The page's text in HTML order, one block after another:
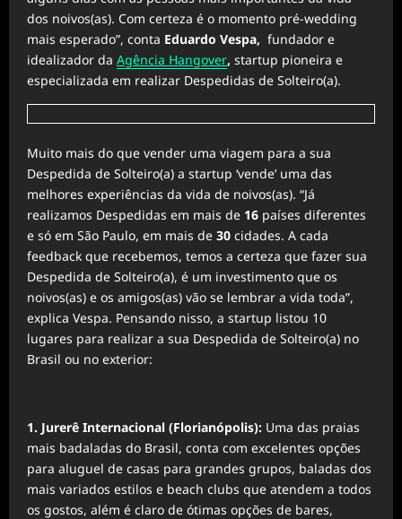
dos noivos(as). Com certeza é o momento pré-wedding
mais esperado”, conta Eduardo Vespa, fundador e
idealizador da Agência Hangover, startup pioneira e
especializada em realizar Despedidas de Solteiro(a).
Muito mais do que vender uma viagem para a sua
Despedida de Solteiro(a) a startup ‘vende’ uma das
melhores experiências da vida de noivos(as). “Já
realizamos Despedidas em mais de 16 países diferentes
e só em São Paulo, em mais de 30 cidades. A cada
feedback que recebemos, temos a certeza que fazer sua
Despedida de Solteiro(a), é um investimento que os
noivos(as) e os amigos(as) vão se lembrar a vida toda”,
explica Vespa. Pensando nisso, a startup listou 10
lugares para realizar a sua Despedida de Solteiro(a) no
Brasil ou no exterior:
1. Jurerê Internacional (Florianópolis): Uma das praias
mais badaladas do Brasil, conta com excelentes opções
para aluguel de casas para grandes grupos, baladas dos
mais variados estilos e beach clubs que atendem a todos
os gostos, além é claro de ótimas opções de bares,